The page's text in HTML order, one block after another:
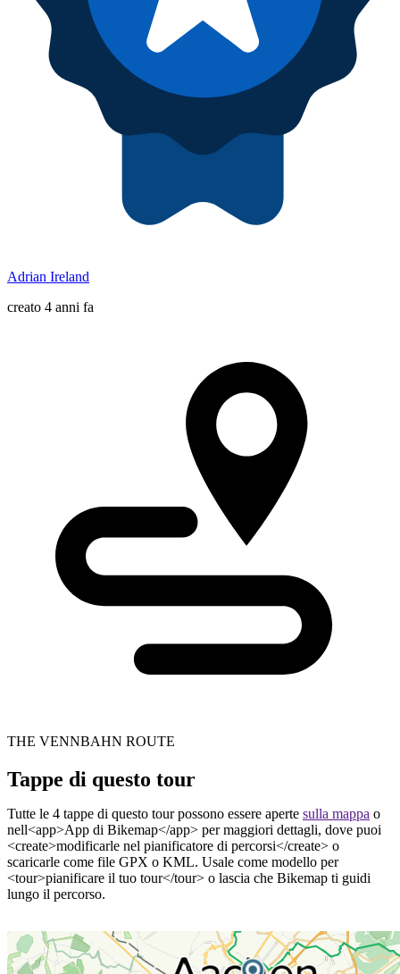
Adrian Ireland
creato 4 anni fa
THE VENNBAHN ROUTE
Tappe di questo tour
Tutte le 4 tappe di questo tour possono essere aperte sulla mappa o
nell<app>App di Bikemap</app> per maggiori dettagli, dove puoi
<create>modificarle nel pianificatore di percorsi</create> o
scaricarle come file GPX o KML. Usale come modello per
<tour>pianificare il tuo tour</tour> o lascia che Bikemap ti guidi
lungo il percorso.